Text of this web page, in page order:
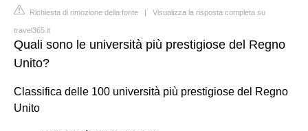
Richiesta di rimozione della fonte | Visualizza la risposta completa su
travel365.it
Quali sono le università più prestigiose del Regno
Unito?
Classifica delle 100 università più prestigiose del Regno
Unito